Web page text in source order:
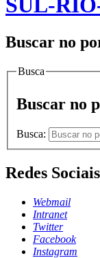
SUL-
Buscar no
Busca
Buscar no
Busca:
Redes Sociais
Webmail
Intranet
Twitter
Facebook
Instagram